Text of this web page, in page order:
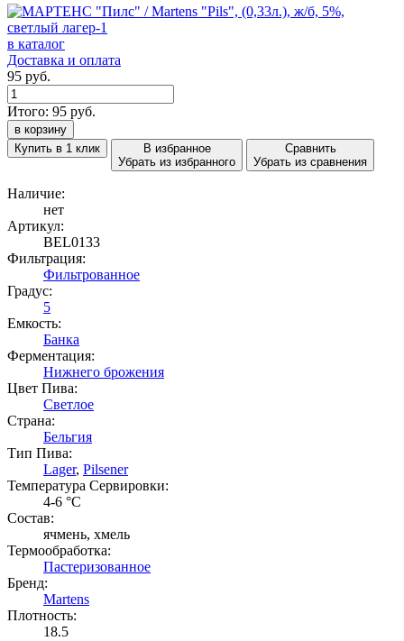
в каталог
Доставка и оплата
95 руб.
Итого: 95 руб.
в корзину
Купить в 1 клик
В избранное
Убрать из избранного
Сравнить
Убрать из сравнения
Наличие:
нет
Артикул:
BEL0133
Фильтрация:
Фильтрованное
Градус:
5
Емкость:
Банка
Ферментация:
Нижнего брожения
Цвет Пива:
Светлое
Страна:
Бельгия
Тип Пива:
Lager, Pilsener
Температура Cервировки:
4-6 °С
Состав:
ячмень, хмель
Термообработка:
Пастеризованное
Бренд:
Martens
Плотность:
18.5